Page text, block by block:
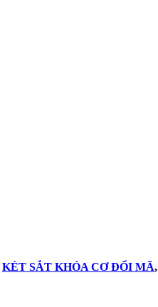
KÉT SẮT KHÓA CƠ ĐỔI MÃ,